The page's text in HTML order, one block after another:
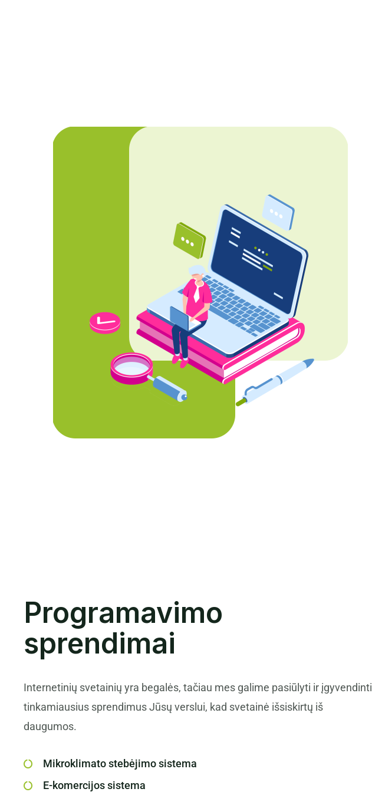
Programavimo
sprendimai
Internetinių svetainių yra begalės, tačiau mes galime pasiūlyti ir įgyvendinti
tinkamiausius sprendimus Jūsų verslui, kad svetainė išsiskirtų iš
daugumos.
Mikroklimato stebėjimo sistema
E-komercijos sistema